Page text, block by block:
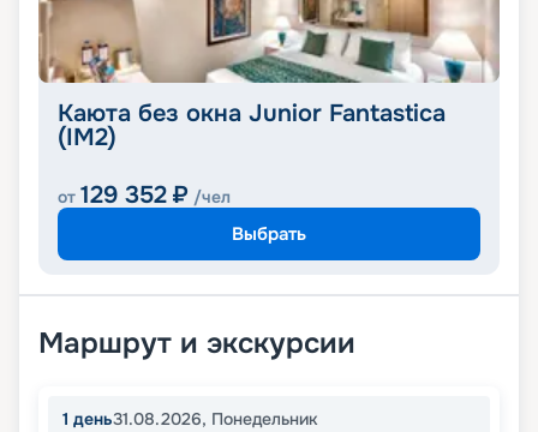
Каюта без окна Junior Fantastica
(IM2)
от 129 352 ₽ /чел
Выбрать
Маршрут и экскурсии
1 день31.08.2026, Понедельник